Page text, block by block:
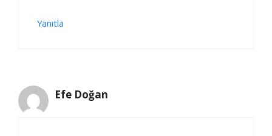
Yanıtla
Efe Doğan